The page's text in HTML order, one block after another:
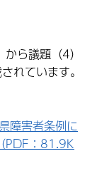
ら議題（4）
れています。
障害者条例に
PDF：81.9K